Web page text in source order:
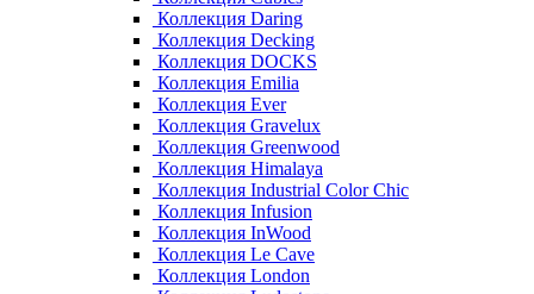
Коллекция Daring
Коллекция Decking
Коллекция DOCKS
Коллекция Emilia
Коллекция Ever
Коллекция Gravelux
Коллекция Greenwood
Коллекция Himalaya
Коллекция Industrial Color Chic
Коллекция Infusion
Коллекция InWood
Коллекция Le Cave
Коллекция London